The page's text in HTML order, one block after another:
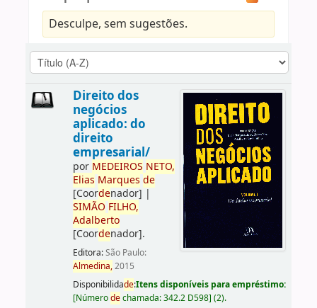
Desculpe, sem sugestões.
Direito dos
negócios
aplicado: do
direito
empresarial/
por MEDEIROS NETO,
Elias Marques de
[Coordenador] |
SIMÃO FILHO,
Adalberto
[Coordenador].
Editora:São Paulo:
Almedina,2015
Disponibilidade:Itens disponíveis para empréstimo:
[Númerodechamada:342.2 D598] (2).